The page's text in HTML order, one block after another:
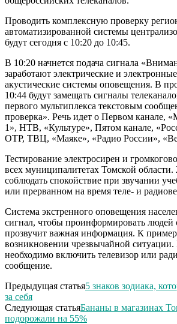
Проводить комплексную проверку
автоматизированной системы
будут сегодня с 10:20 до 10:45.
В 10:20 начнется подача сигнала
заработают электрические и
акустические системы оповещения. В
10:44 будут замещать сигналы
первого мультиплекса текстовым
проверка». Речь идет о Первом канале,
1», НТВ, «Культуре», Пятом канале,
ОТР, ТВЦ, «Маяке», «Радио России»,
Тестирование электросирен и
всех муниципалитетах Томской
соблюдать спокойствие при звучании
или прерванном на время теле- и
Система экстренного оповещения
сигнал, чтобы проинформировать людей
прозвучит важная информация. К
возникновении чрезвычайной
необходимо включить телевизор или
сообщение.
Предыдущая статья5 знаков зодиака,
за себя
Следующая статьяБананы в магазинах
подорожали на 55%